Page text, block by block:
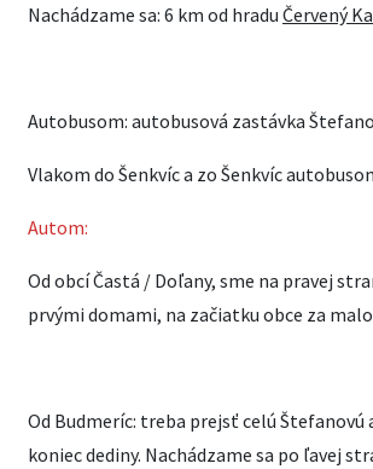
Nachádzame sa: 6 km od hradu Červený
Autobusom: autobusová zastávka
Vlakom do Šenkvíc a zo Šenkvíc
Autom:
Od obcí Častá / Doľany, sme na pravej
prvými domami, na začiatku obce za
Od Budmeríc: treba prejsť celú Štefanovú
koniec dediny. Nachádzame sa po ľavej